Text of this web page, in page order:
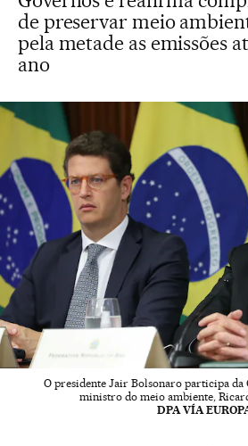
de preservar meio
pela metade as emissões
ano
O presidente Jair Bolsonaro participa da
ministro do meio ambiente,
DPA VÍA